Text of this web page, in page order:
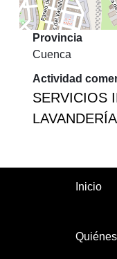
Provincia
Cuenca
Actividad
SERVICIOS
Inicio